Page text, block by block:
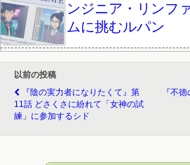
ンジニア・リンフ
ムに挑むルパン
以前の投稿
『陰の実力者になりたくて』第
11話 どさくさに紛れて「女神の試
練」に参加するシド
『不